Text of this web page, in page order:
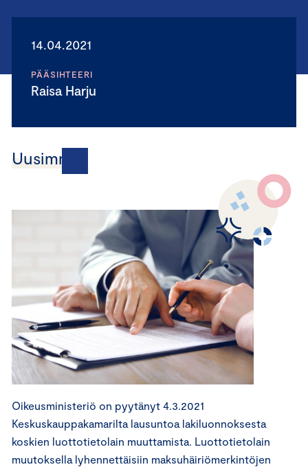
14.04.2021
PÄÄSIHTEERI
Raisa Harju
Uusimmat
Oikeusministeriö on pyytänyt 4.3.2021
Keskuskauppakamarilta lausuntoa lakiluonnoksesta
koskien luottotietolain muuttamista. Luottotietolain
muutoksella lyhennettäisiin maksuhäiriömerkintöjen